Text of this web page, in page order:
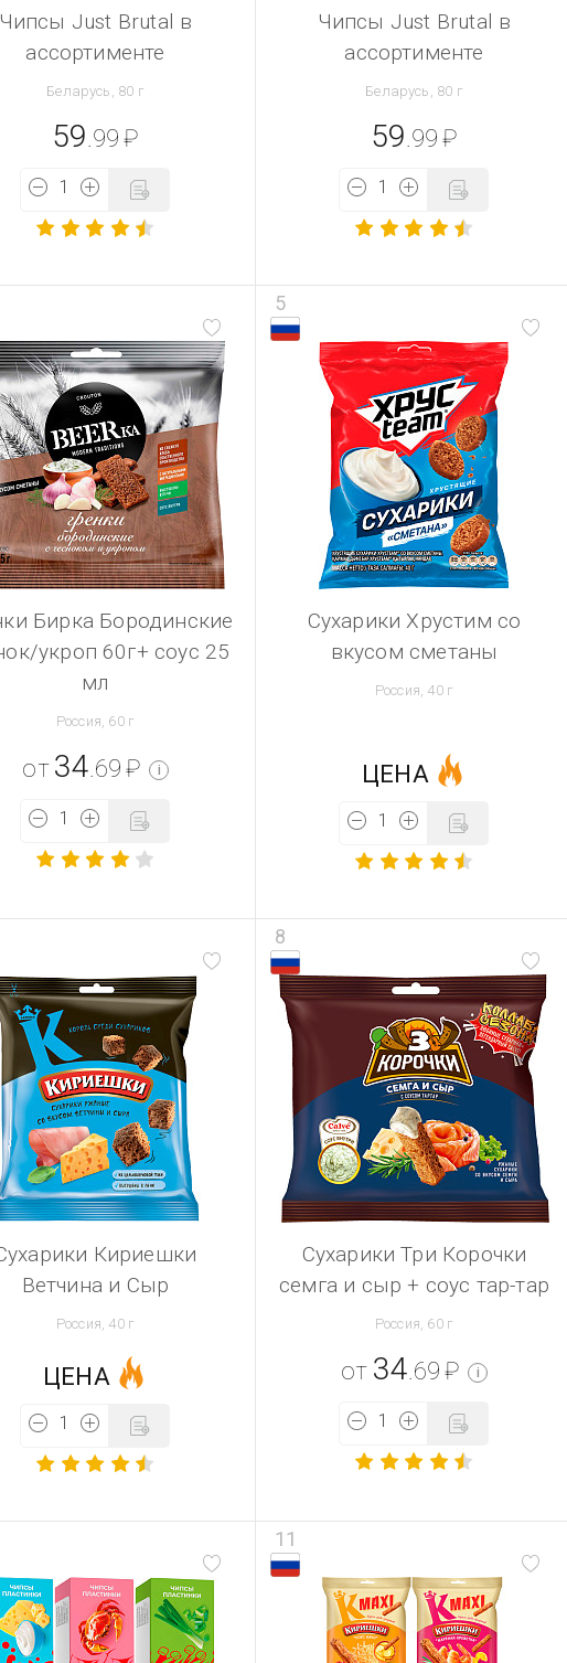
Just Brutal в
ассортименте
Беларусь, 80 г
59 .99 ₽
Чипсы Just Brutal в
ассортименте
Беларусь, 80 г
59 .99 ₽
Бирка Бородинские
укроп 60г+ соус 25
мл
Россия, 60 г
от 34 .69 ₽ i
5
Сухарики Хрустим со
вкусом сметаны
Россия, 40 г
ЦЕНА
Кириешки
Ветчина и Сыр
Россия, 40 г
ЦЕНА
8
Сухарики Три Корочки
семга и сыр + соус тар-тар
Россия, 60 г
от 34 .69 ₽ i
11